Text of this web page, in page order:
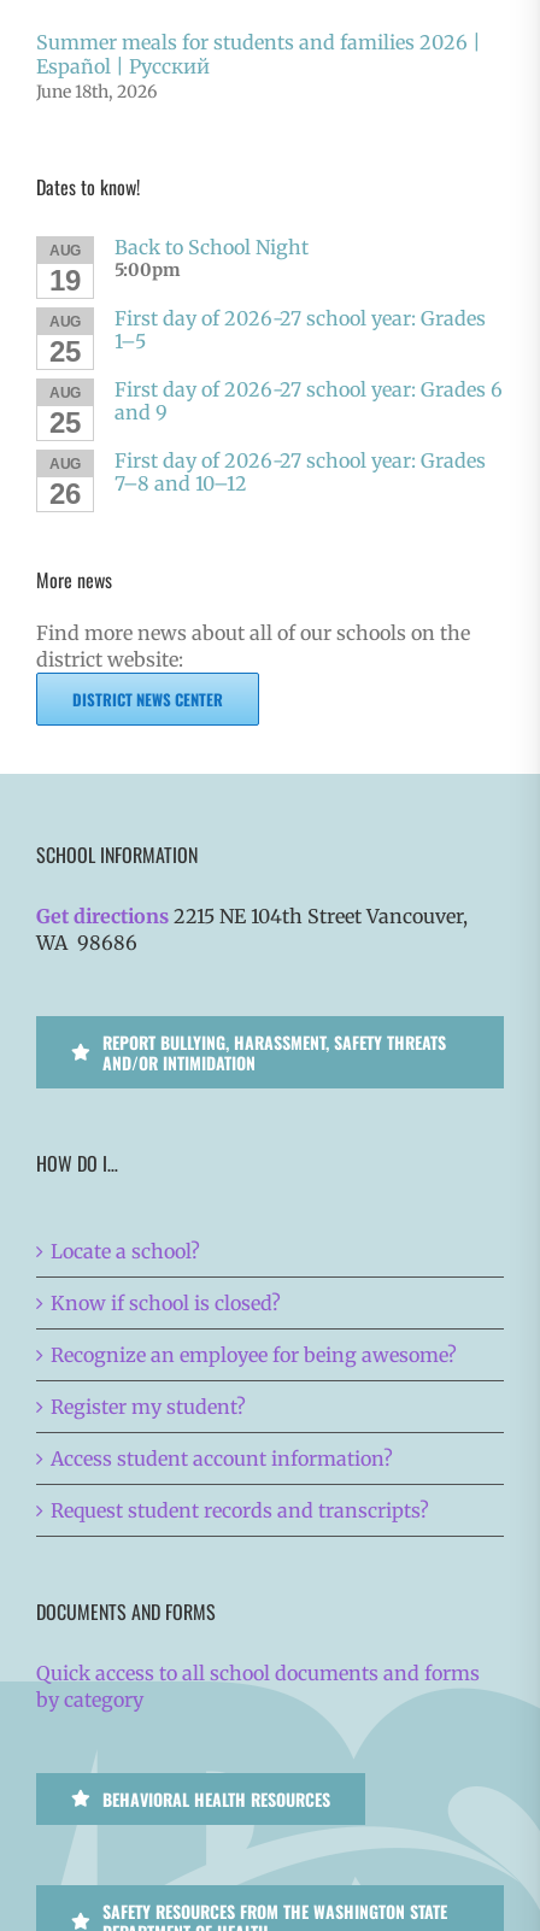
Summer meals for students and families 2026 |
Español | Русский
June 18th, 2026
Dates to know!
AUG
19
Back to School Night
5:00pm
AUG
25
First day of 2026-27 school year: Grades
1–5
AUG
25
First day of 2026-27 school year: Grades 6
and 9
AUG
26
First day of 2026-27 school year: Grades
7–8 and 10–12
More news
Find more news about all of our schools on the
district website:
DISTRICT NEWS CENTER
SCHOOL INFORMATION
Get directions 2215 NE 104th Street Vancouver,
WA 98686
REPORT BULLYING, HARASSMENT, SAFETY THREATS
AND/OR INTIMIDATION
HOW DO I…
Locate a school?
Know if school is closed?
Recognize an employee for being awesome?
Register my student?
Access student account information?
Request student records and transcripts?
DOCUMENTS AND FORMS
Quick access to all school documents and forms
by category
BEHAVIORAL HEALTH RESOURCES
SAFETY RESOURCES FROM THE WASHINGTON STATE